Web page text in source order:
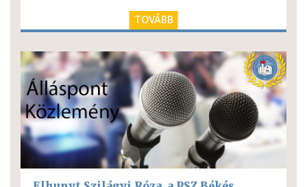
TOVÁBB